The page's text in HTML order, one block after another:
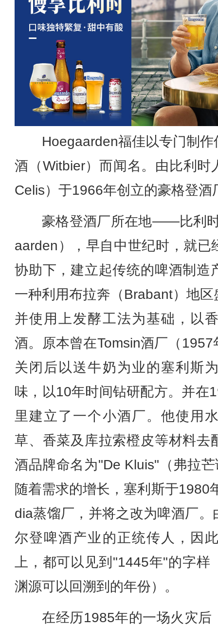
Hoegaarden福佳以专门制
酒（Witbier）而闻名。由比利时
Celis）于1966年创立的豪格登酒
豪格登酒厂所在地——比利
aarden），早自中世纪时，就已
协助下，建立起传统的啤酒制造
一种利用布拉奔（Brabant）地
并使用上发酵工法为基础，以
酒。原本曾在Tomsin酒厂（
关闭后以送牛奶为业的塞利斯
味，以10年时间钻研配方。并在
里建立了一个小酒厂。他使用
草、香菜及库拉索橙皮等材料去
酒品牌命名为"De Kluis"（弗拉
随着需求的增长，塞利斯于1980
dia蒸馏厂，并将之改为啤酒厂
尔登啤酒产业的正统传人，因
上，都可以见到"1445年"的字
渊源可以回溯到的年份）。
在经历1985年的一场火灾后